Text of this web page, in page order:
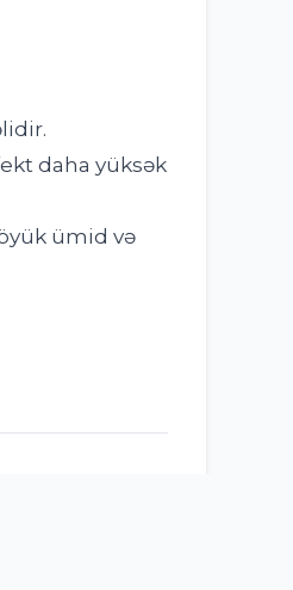
daha yüksək
ümid və